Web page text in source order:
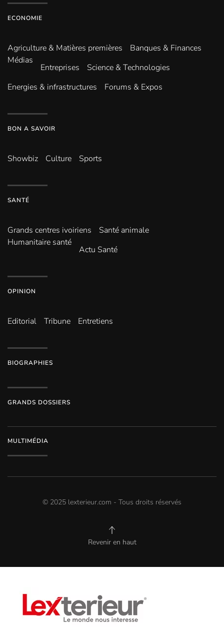
ECONOMIE
Agriculture & Matières premières
Banques & Finances
Médias
Entreprises
Science & Technologies
Energies & infrastructures
Forums & Expos
BON A SAVOIR
Showbiz Culture Sports
SANTÉ
Grands centres ivoiriens
Santé animale
Humanitaire santé
Actu Santé
OPINION
Editorial Tribune Entretiens
BIOGRAPHIES
GRANDS DOSSIERS
MULTIMÉDIA
© 2025 lexterieur.com - Tous droits réservés
Revenir en haut